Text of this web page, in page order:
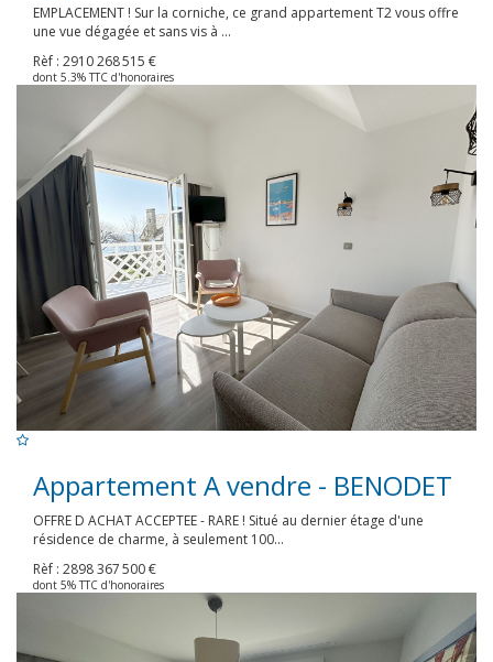
EMPLACEMENT ! Sur la corniche, ce grand appartement T2 vous offre
une vue dégagée et sans vis à ...
Rèf : 2910268 515 €
dont 5.3% TTC d'honoraires
Appartement A vendre - BENODET
OFFRE D ACHAT ACCEPTEE - RARE ! Situé au dernier étage d'une
résidence de charme, à seulement 100...
Rèf : 2898367 500 €
dont 5% TTC d'honoraires